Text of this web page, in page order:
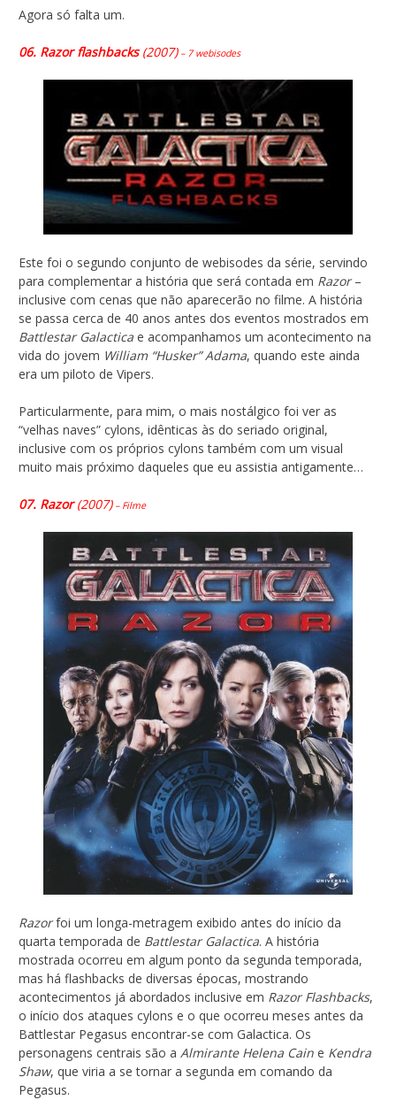
Agora só falta um.
06. Razor flashbacks(2007)– 7 webisodes
Este foi o segundo conjunto de webisodes da série, servindo
para complementar a história que será contada em Razor–
inclusive com cenas que não aparecerão no filme. A história
se passa cerca de 40 anos antes dos eventos mostrados em
Battlestar Galactica e acompanhamos um acontecimento na
vida do jovem William “Husker” Adama, quando este ainda
era um piloto de Vipers.
Particularmente, para mim, o mais nostálgico foi ver as
“velhas naves” cylons, idênticas às do seriado original,
inclusive com os próprios cylons também com um visual
muito mais próximo daqueles que eu assistia antigamente…
07. Razor(2007)– Filme
Razorfoi um longa-metragem exibido antes do início da
quarta temporada de Battlestar Galactica. A história
mostrada ocorreu em algum ponto da segunda temporada,
mas há flashbacks de diversas épocas, mostrando
acontecimentos já abordados inclusive em Razor Flashbacks,
o início dos ataques cylons e o que ocorreu meses antes da
Battlestar Pegasus encontrar-se com Galactica. Os
personagens centrais são a Almirante Helena Cain e Kendra
Shaw, que viria a se tornar a segunda em comando da
Pegasus.